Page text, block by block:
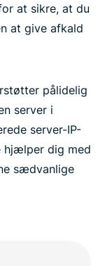
at sikre, at du
at give afkald
pålidelig
server i
server-IP-
hjælper dig med
sædvanlige